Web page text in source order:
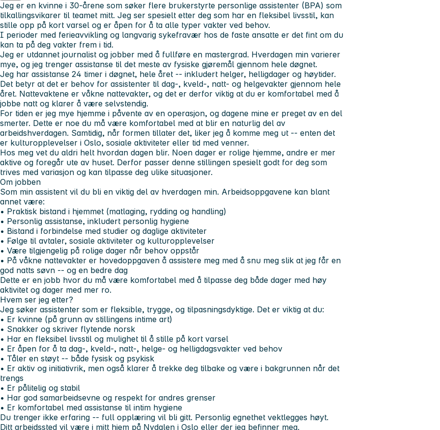
Jeg er en kvinne i 30-årene som søker flere brukerstyrte personlige assistenter (BPA) som
tilkallingsvikarer til teamet mitt. Jeg ser spesielt etter deg som har en fleksibel livsstil, kan
stille opp på kort varsel og er åpen for å ta alle typer vakter ved behov.
I perioder med ferieavvikling og langvarig sykefravær hos de faste ansatte er det fint om du
kan ta på deg vakter frem i tid.
Jeg er utdannet journalist og jobber med å fullføre en mastergrad. Hverdagen min varierer
mye, og jeg trenger assistanse til det meste av fysiske gjøremål gjennom hele døgnet.
Jeg har assistanse 24 timer i døgnet, hele året -- inkludert helger, helligdager og høytider.
Det betyr at det er behov for assistenter til dag-, kveld-, natt- og helgevakter gjennom hele
året. Nattevaktene er våkne nattevakter, og det er derfor viktig at du er komfortabel med å
jobbe natt og klarer å være selvstendig.
For tiden er jeg mye hjemme i påvente av en operasjon, og dagene mine er preget av en del
smerter. Dette er noe du må være komfortabel med at blir en naturlig del av
arbeidshverdagen. Samtidig, når formen tillater det, liker jeg å komme meg ut -- enten det
er kulturopplevelser i Oslo, sosiale aktiviteter eller tid med venner.
Hos meg vet du aldri helt hvordan dagen blir. Noen dager er rolige hjemme, andre er mer
aktive og foregår ute av huset. Derfor passer denne stillingen spesielt godt for deg som
trives med variasjon og kan tilpasse deg ulike situasjoner.
Om jobben
Som min assistent vil du bli en viktig del av hverdagen min. Arbeidsoppgavene kan blant
annet være:
• Praktisk bistand i hjemmet (matlaging, rydding og handling)
• Personlig assistanse, inkludert personlig hygiene
• Bistand i forbindelse med studier og daglige aktiviteter
• Følge til avtaler, sosiale aktiviteter og kulturopplevelser
• Være tilgjengelig på rolige dager når behov oppstår
• På våkne nattevakter er hovedoppgaven å assistere meg med å snu meg slik at jeg får en
god natts søvn -- og en bedre dag
Dette er en jobb hvor du må være komfortabel med å tilpasse deg både dager med høy
aktivitet og dager med mer ro.
Hvem ser jeg etter?
Jeg søker assistenter som er fleksible, trygge, og tilpasningsdyktige. Det er viktig at du:
• Er kvinne (på grunn av stillingens intime art)
• Snakker og skriver flytende norsk
• Har en fleksibel livsstil og mulighet til å stille på kort varsel
• Er åpen for å ta dag-, kveld-, natt-, helge- og helligdagsvakter ved behov
• Tåler en støyt -- både fysisk og psykisk
• Er aktiv og initiativrik, men også klarer å trekke deg tilbake og være i bakgrunnen når det
trengs
• Er pålitelig og stabil
• Har god samarbeidsevne og respekt for andres grenser
• Er komfortabel med assistanse til intim hygiene
Du trenger ikke erfaring -- full opplæring vil bli gitt. Personlig egnethet vektlegges høyt.
Ditt arbeidssted vil være i mitt hjem på Nydalen i Oslo eller der jeg befinner meg.